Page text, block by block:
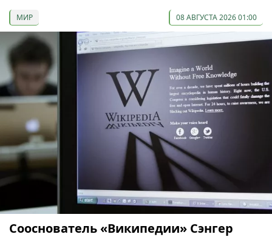
МИР 08 АВГУСТА 2026 01:00
Сооснователь «Википедии» Сэнгер